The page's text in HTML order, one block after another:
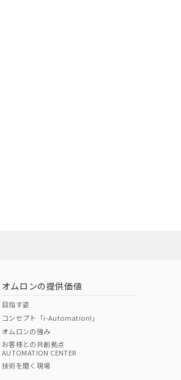
オムロンの提供価値
目指す姿
コンセプト「i-Automation!」
オムロンの強み
お客様との共創拠点
AUTOMATION CENTER
技術を磨く現場